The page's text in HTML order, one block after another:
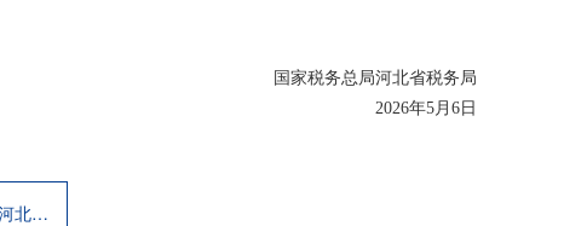
国家税务总局河北省税务局
2026年5月6日
下一篇：关于举办2026年第七届河北省科学实验展演汇演活动的通知